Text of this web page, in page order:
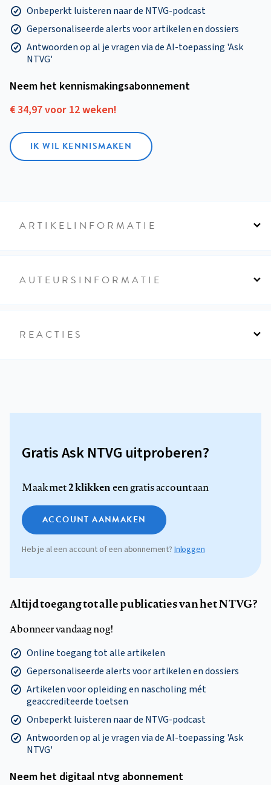
Onbeperkt luisteren naar de NTVG-podcast
Gepersonaliseerde alerts voor artikelen en dossiers
Antwoorden op al je vragen via de AI-toepassing 'Ask
NTVG'
Neem het kennismakings­abonnement
€ 34,97 voor 12 weken!
IK WIL KENNISMAKEN
ARTIKELINFORMATIE
AUTEURSINFORMATIE
REACTIES
Gratis Ask NTVG uitproberen?
Maak met2 klikkeneen gratis account aan
ACCOUNT AANMAKEN
Heb je al een account of een abonnement? Inloggen
Altijd toegang tot alle publicaties van het NTVG?
Abonneer vandaag nog!
Online toegang tot alle artikelen
Gepersonaliseerde alerts voor artikelen en dossiers
Artikelen voor opleiding en nascholing mét
geaccrediteerde toetsen
Onbeperkt luisteren naar de NTVG-podcast
Antwoorden op al je vragen via de AI-toepassing 'Ask
NTVG'
Neem het digitaal ntvg abonnement